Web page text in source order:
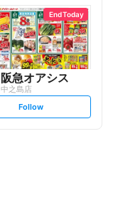
l
o
w
End Today
阪急オアシス
中之島店
s
t
Follow